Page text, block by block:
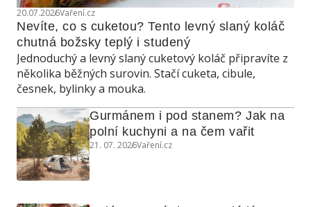
20.07.2026Vaření.cz
Nevíte, co s cuketou? Tento levný slaný koláč
chutná božsky teplý i studený
Jednoduchý a levný slaný cuketový koláč připravíte z
několika běžných surovin. Stačí cuketa, cibule,
česnek, bylinky a mouka.
Gurmánem i pod stanem? Jak na
polní kuchyni a na čem vařit
21. 07. 2026Vaření.cz